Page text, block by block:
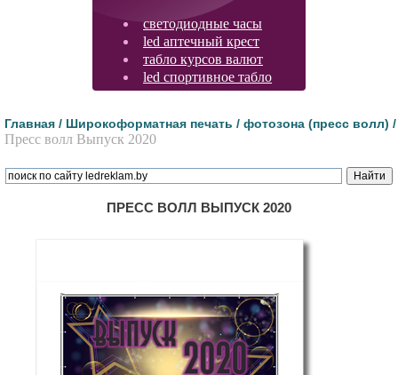
светодиодные часы
led аптечный крест
табло курсов валют
led спортивное табло
Главная / Широкоформатная печать / фотозона (пресс волл) /
Пресс волл Выпуск 2020
ПРЕСС ВОЛЛ ВЫПУСК 2020